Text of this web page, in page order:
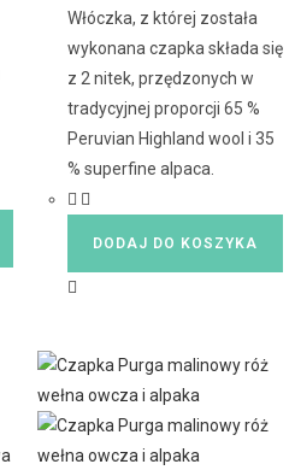
Włóczka, z której została
wykonana czapka składa się
z 2 nitek, przędzonych w
tradycyjnej proporcji 65 %
Peruvian Highland wool i 35
% superfine alpaca.
DODAJ DO KOSZYKA